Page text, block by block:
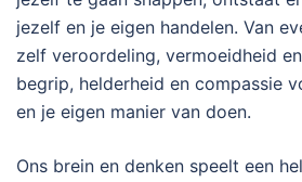
jezelf en je eigen handelen. Van
zelf veroordeling, vermoeidheid
begrip, helderheid en compassie
en je eigen manier van doen.
Ons brein en denken speelt een